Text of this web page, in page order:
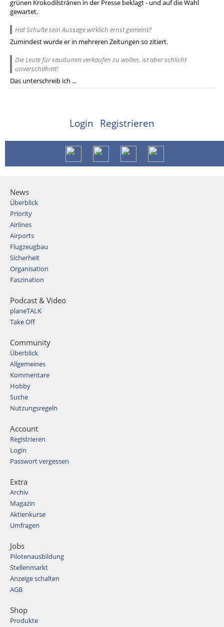
grünen Krokodilstränen in der Presse beklagt - und auf die Wahl
gewartet.
Hat Schulte sein Aussage wirklich ernst gemeint?
Zumindest wurde er in mehreren Zeitungen so zitiert.
Die Leute für saudumm verkaufen zu wollen, ist aber schlicht
unverschähmt!
Das unterschreib ich ...
Login Registrieren
News
Überblick
Priority
Airlines
Airports
Flugzeugbau
Sicherheit
Organisation
Faszination
Podcast & Video
planeTALK
Take Off
Community
Überblick
Allgemeines
Kommentare
Hobby
Suche
Nutzungsregeln
Account
Registrieren
Login
Passwort vergessen
Extra
Archiv
Magazin
Aktienkurse
Umfragen
Jobs
Pilotenausbildung
Stellenmarkt
Anzeige schalten
AGB
Shop
Produkte